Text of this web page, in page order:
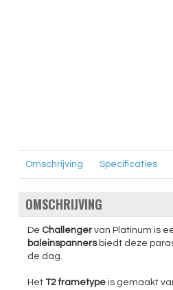
Omschrijving Specificaties
OMSCHRIJVING
De Challengervan Platinum is
baleinspannersbiedt deze
de dag.
Het T2 frametypeis gemaakt